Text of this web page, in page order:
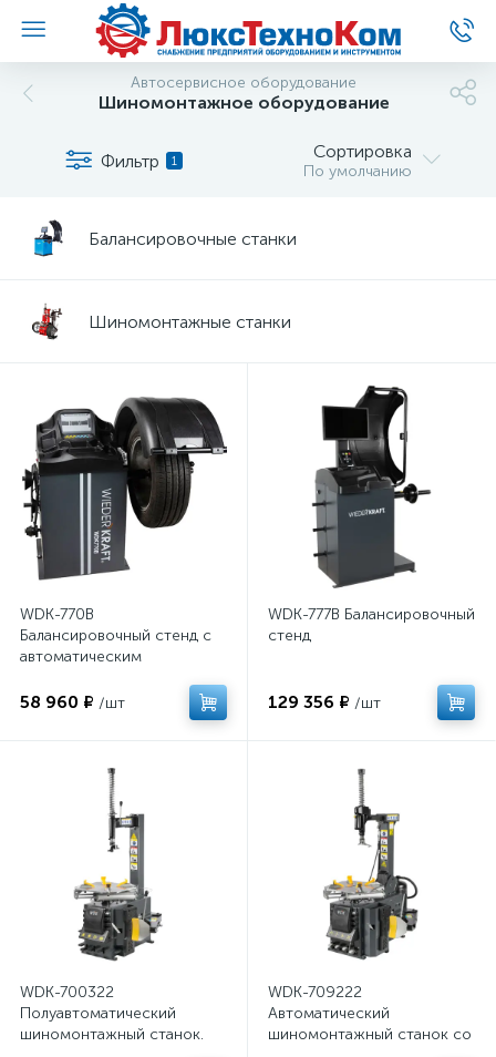
Автосервисное оборудование
Шиномонтажное оборудование
Фильтр 1 Сортировка
По умолчанию
Балансировочные станки
Шиномонтажные станки
WDK-770B
Балансировочный стенд с
автоматическим
параметров
58 960 ₽ /шт
WDK-777B Балансировочный
стенд
129 356 ₽ /шт
WDK-700322
Полуавтоматический
шиномонтажный станок.
WDK-709222
Автоматический
шиномонтажный станок со